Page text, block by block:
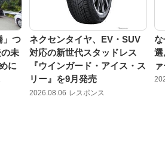
」つ
未
に
ネクセンタイヤ、EV・SUV
対応の新世代スタッドレス
『ウインガード・アイス・ス
リー』を9月発売
2026.08.06 レスポンス
な
選